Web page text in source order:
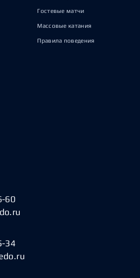
Гостевые матчи
Массовые катания
Правила поведения
60
34